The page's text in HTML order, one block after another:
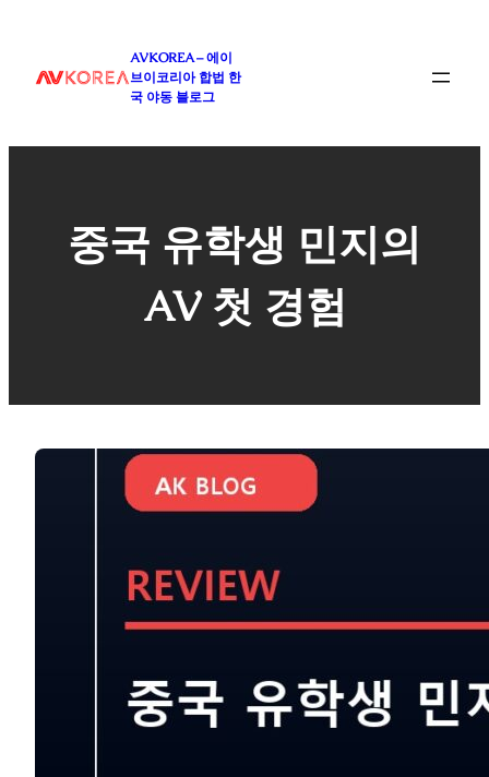
로
AVKOREA – 에이
브이코리아 합법 한
국 야동 블로그
중국 유학생 민지의
AV 첫 경험